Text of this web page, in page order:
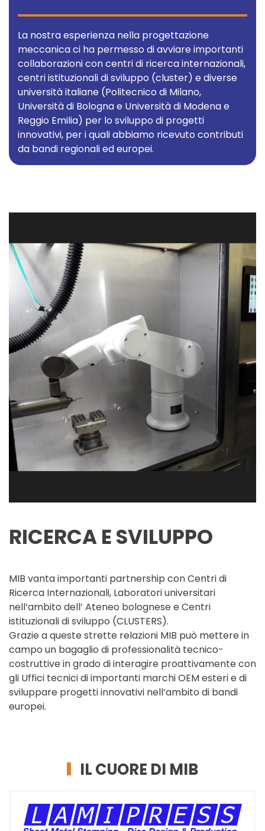
La nostra esperienza nella progettazione
meccanica ci ha permesso di avviare importanti
collaborazioni con centri di ricerca internazionali,
centri istituzionali di sviluppo (cluster) e diverse
università italiane (Politecnico di Milano,
Università di Bologna e Università di Modena e
Reggio Emilia) per lo sviluppo di progetti
innovativi, per i quali abbiamo ricevuto contributi
da bandi regionali ed europei.
RICERCA E SVILUPPO
MIB vanta importanti partnership con Centri di
Ricerca Internazionali, Laboratori universitari
nell’ambito dell’ Ateneo bolognese e Centri
istituzionali di sviluppo (CLUSTERS).
Grazie a queste strette relazioni MIB può mettere in
campo un bagaglio di professionalità tecnico-
costruttive in grado di interagire proattivamente con
gli Uffici tecnici di importanti marchi OEM esteri e di
sviluppare progetti innovativi nell’ambito di bandi
europei.
IL CUORE DI MIB